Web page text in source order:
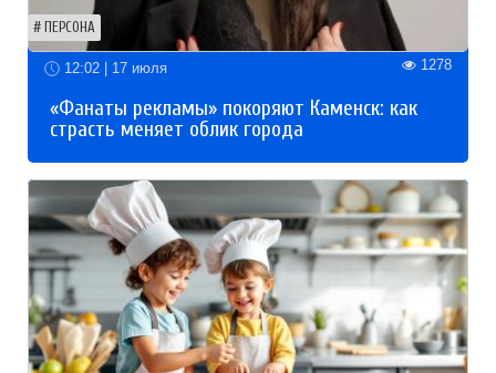
ПЕРСОНА
12:02 | 17 июля 1278
«Фанаты рекламы» покоряют Каменск: как
страсть меняет облик города